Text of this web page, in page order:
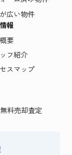
広い物件
報
要
フ紹介
スマップ
無料売却査定